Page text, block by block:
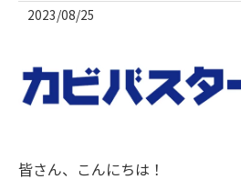
2023/08/25
皆さん、こんにちは！